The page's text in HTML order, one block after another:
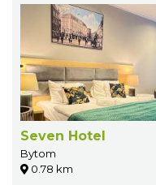
Seven Hotel
Bytom
0.78 km